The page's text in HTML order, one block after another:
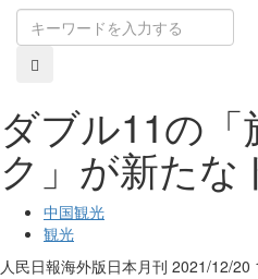
ダブル11の「
ク」が新たな
中国観光
観光
人民日報海外版日本月刊 2021/12/20